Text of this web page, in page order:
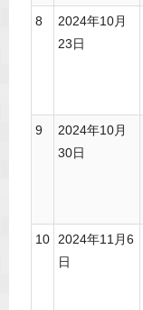
8
2024年10月
23日
9
2024年10月
30日
10
2024年11月6
日